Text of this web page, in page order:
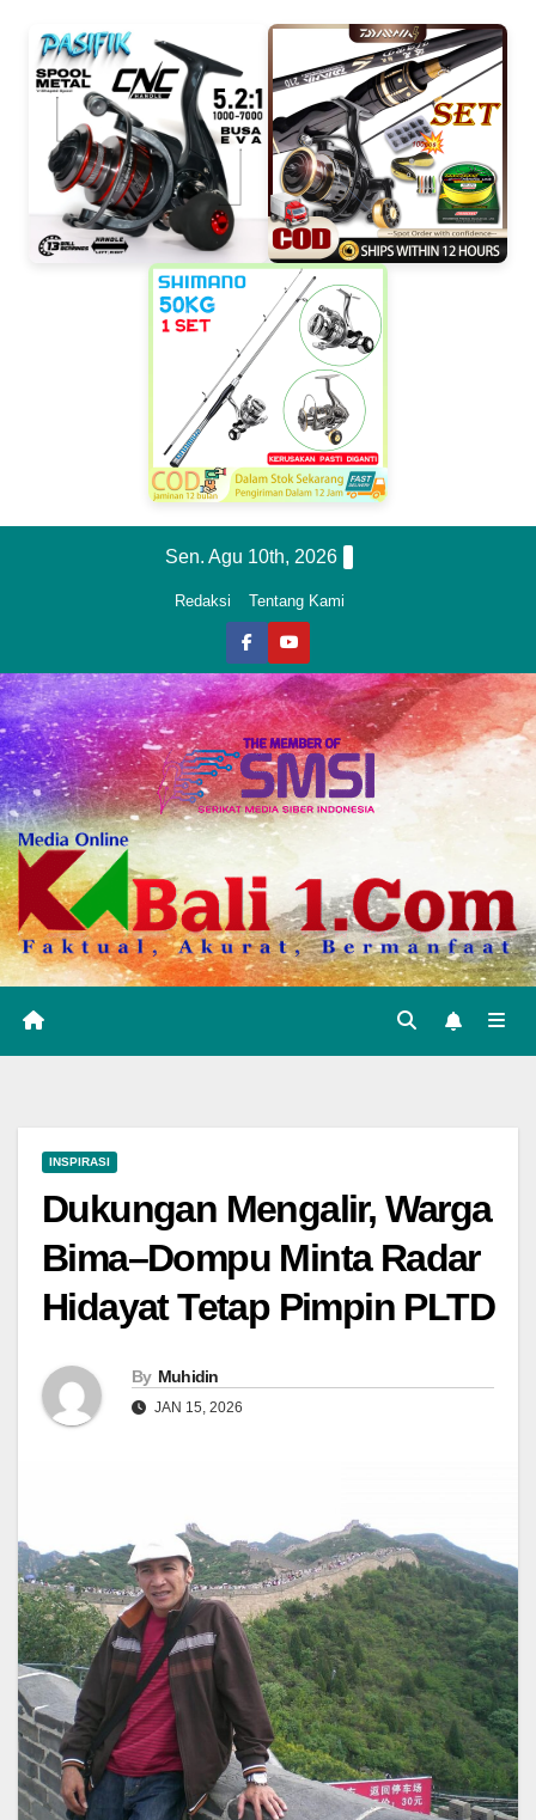
Sen. Agu 10th, 2026
Redaksi Tentang Kami
INSPIRASI
Dukungan Mengalir, Warga
Bima–Dompu Minta Radar
Hidayat Tetap Pimpin PLTD
By Muhidin
JAN 15, 2026